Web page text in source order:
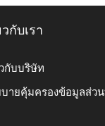
วกับเรา
กับบริษัท
ายคุ้มครองข้อมูลส่ว